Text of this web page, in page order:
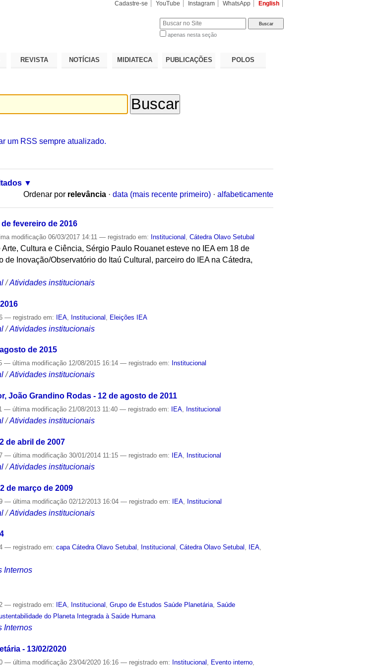
Cadastre-se YouTube Instagram WhatsApp English
apenas nesta seção
REVISTA NOTÍCIAS MIDIATECA PUBLICAÇÕES POLOS
um RSS sempre atualizado.
Ordenar por relevância · data (mais recente primeiro) · alfabeticamente
fevereiro de 2016
modificação 06/03/2017 14:11— registrado em: Institucional ,Cátedra Olavo Setubal
Cultura e Ciência, Sérgio Paulo Rouanet esteve no IEA em 18 de
Inovação/Observatório do Itaú Cultural, parceiro do IEA na Cátedra,
/Atividades institucionais
— registrado em: IEA Institucional Eleições IEA
/Atividades institucionais
de 2015
— última modificação 12/08/2015 16:14— registrado em: Institucional
/Atividades institucionais
João Grandino Rodas - 12 de agosto de 2011
— última modificação 21/08/2013 11:40— registrado em: IEA, Institucional
/Atividades institucionais
de abril de 2007
— última modificação 30/01/2014 11:15— registrado em: IEA Institucional
/Atividades institucionais
de março de 2009
— última modificação 02/12/2013 16:04— registrado em: IEA Institucional
/Atividades institucionais
— registrado em:capa Cátedra Olavo Setubal , Institucional ,Cátedra Olavo Setubal , IEA,
Internos
— registrado em: IEA Institucional ,Grupo de Estudos Saúde Planetária ,Saúde
do Planeta Integrada à Saúde Humana
Internos
- 13/02/2020
— última modificação 23/04/2020 16:16— registrado em: Institucional Evento interno